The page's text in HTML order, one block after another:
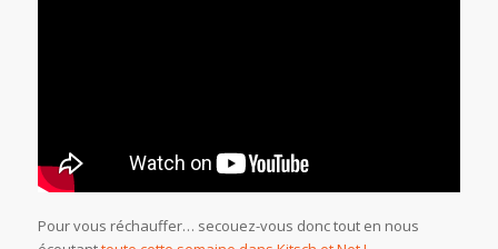
Pour vous réchauffer… secouez-vous donc tout en nous